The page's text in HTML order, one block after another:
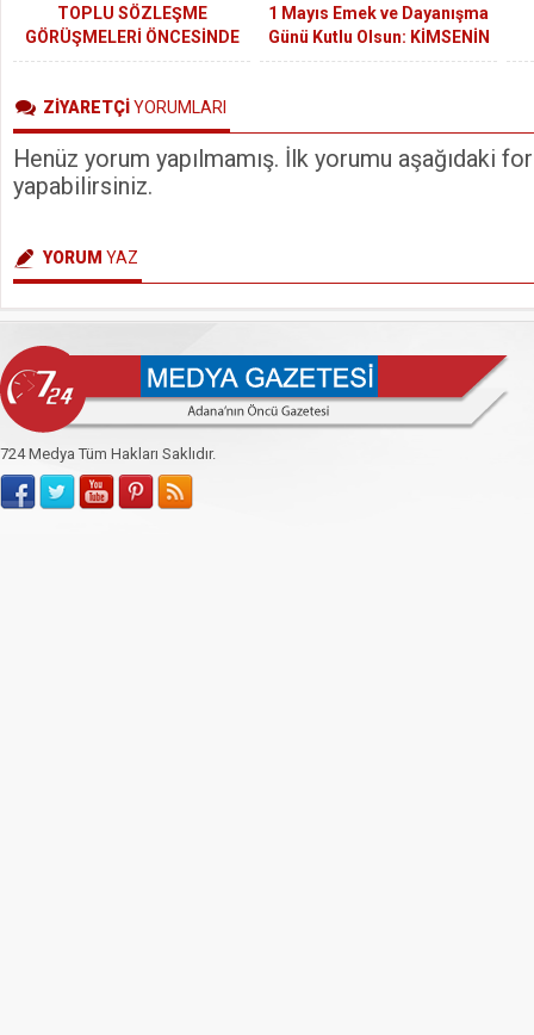
TOPLU SÖZLEŞME
GÖRÜŞMELERİ ÖNCESİNDE
MEMUR-SEN’DEN HÜKÜMETE
1 Mayıs Emek ve Dayanışma
Günü Kutlu Olsun: KİMSENİN
EMEĞİNİN HEBA OLMASINA
ZİYARETÇİYORUMLARI
Henüz yorum yapılmamış. İlk yorumu aşağıdaki
yapabilirsiniz.
YORUM YAZ
724 Medya Tüm Hakları Saklıdır.